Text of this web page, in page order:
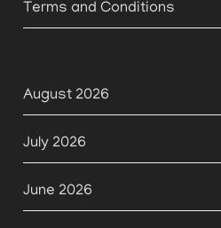
Terms and Conditions
August 2026
July 2026
June 2026